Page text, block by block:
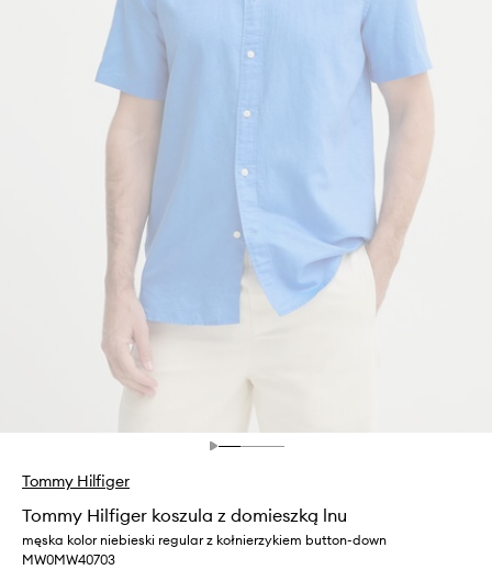
Tommy Hilfiger
Tommy Hilfiger koszula z domieszką lnu
męska kolor niebieski regular z kołnierzykiem button-down
MW0MW40703